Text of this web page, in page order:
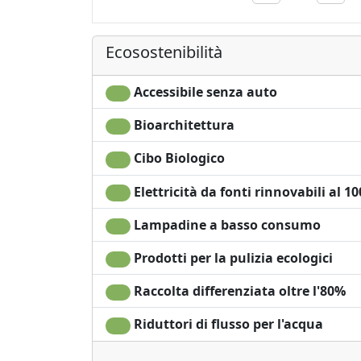
serviamo anche carne biologica e una
offriamo opzioni aggiuntive, preparate con
La nostra area benessere
Benessere significa sentirsi bene e, per
oasi di relax, con massaggi,
bellezza.
Asciugacapelli
Asciugamani
Ecosostenibilità
Accessibile senza auto
Bioarchitettura
Cibo Biologico
Elettricità da fonti rinnovabili al
Lampadine a basso consumo
Prodotti per la pulizia ecologici
Raccolta differenziata oltre l'80%
Riduttori di flusso per l'acqua